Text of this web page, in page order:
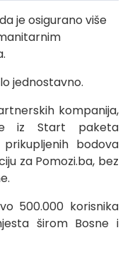
je osigurano više
jednostavno.
kompanija,
iz Start paketa
bodova
za Pomozi.ba, bez
500.000 korisnika
širom Bosne i